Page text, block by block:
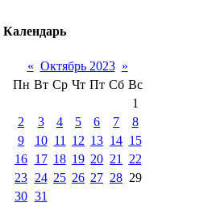
Календарь
« Октябрь 2023 »
Пн Вт Ср Чт Пт Сб Вс
1
2
3 4 5 6 7
8
9
10 11 12 13 14 15
16 17 18 19 20 21
22
23 24 25 26 27 28 29
30 31